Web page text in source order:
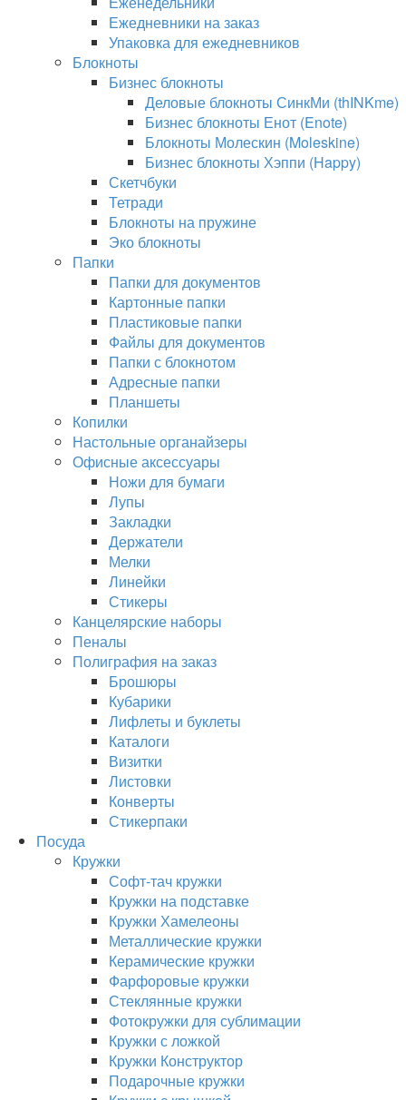
Ежедневники на заказ
Упаковка для ежедневников
Блокноты
Бизнес блокноты
Деловые блокноты СинкМи (thINKme)
Бизнес блокноты Енот (Enote)
Блокноты Молескин (Moleskine)
Бизнес блокноты Хэппи (Happy)
Скетчбуки
Тетради
Блокноты на пружине
Эко блокноты
Папки
Папки для документов
Картонные папки
Пластиковые папки
Файлы для документов
Папки с блокнотом
Адресные папки
Планшеты
Копилки
Настольные органайзеры
Офисные аксессуары
Ножи для бумаги
Лупы
Закладки
Держатели
Мелки
Линейки
Стикеры
Канцелярские наборы
Пеналы
Полиграфия на заказ
Брошюры
Кубарики
Лифлеты и буклеты
Каталоги
Визитки
Листовки
Конверты
Стикерпаки
Посуда
Кружки
Софт-тач кружки
Кружки на подставке
Кружки Хамелеоны
Металлические кружки
Керамические кружки
Фарфоровые кружки
Стеклянные кружки
Фотокружки для сублимации
Кружки с ложкой
Кружки Конструктор
Подарочные кружки